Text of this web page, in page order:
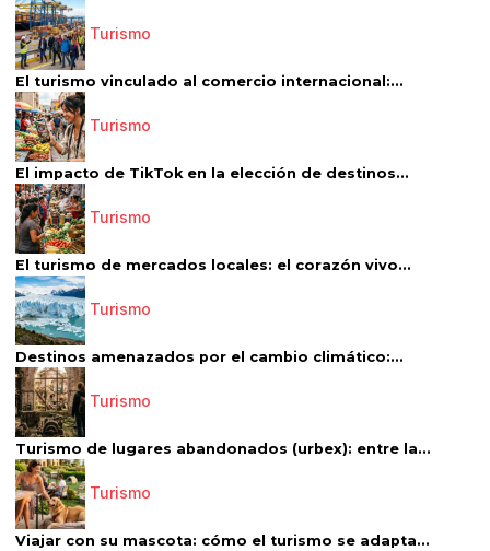
Turismo
El turismo vinculado al comercio internacional:...
Turismo
El impacto de TikTok en la elección de destinos...
Turismo
El turismo de mercados locales: el corazón vivo...
Turismo
Destinos amenazados por el cambio climático:...
Turismo
Turismo de lugares abandonados (urbex): entre la...
Turismo
Viajar con su mascota: cómo el turismo se adapta...